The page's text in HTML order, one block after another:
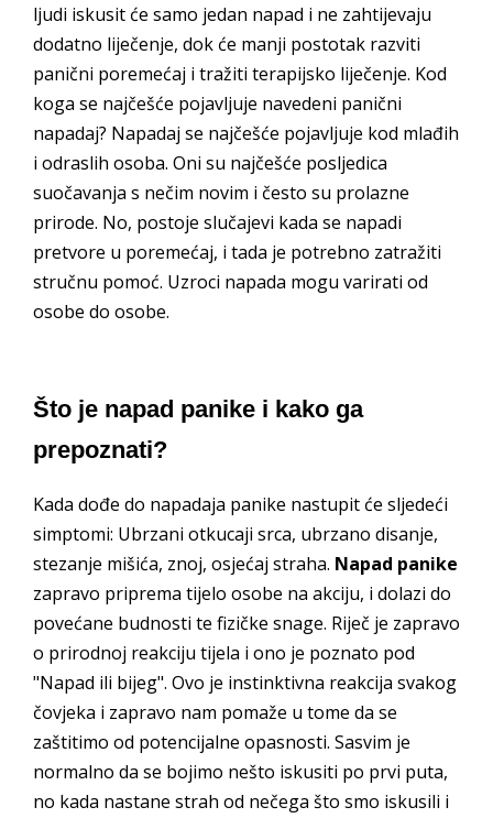
ljudi iskusit će samo jedan napad i ne zahtijevaju
dodatno liječenje, dok će manji postotak razviti
panični poremećaj i tražiti terapijsko liječenje. Kod
koga se najčešće pojavljuje navedeni panični
napadaj? Napadaj se najčešće pojavljuje kod mlađih
i odraslih osoba. Oni su najčešće posljedica
suočavanja s nečim novim i često su prolazne
prirode. No, postoje slučajevi kada se napadi
pretvore u poremećaj, i tada je potrebno zatražiti
stručnu pomoć. Uzroci napada mogu varirati od
osobe do osobe.
Što je napad panike i kako ga
prepoznati?
Kada dođe do napadaja panike nastupit će sljedeći
simptomi: Ubrzani otkucaji srca, ubrzano disanje,
stezanje mišića, znoj, osjećaj straha. Napad panike
zapravo priprema tijelo osobe na akciju, i dolazi do
povećane budnosti te fizičke snage. Riječ je zapravo
o prirodnoj reakciju tijela i ono je poznato pod
"Napad ili bijeg". Ovo je instinktivna reakcija svakog
čovjeka i zapravo nam pomaže u tome da se
zaštitimo od potencijalne opasnosti. Sasvim je
normalno da se bojimo nešto iskusiti po prvi puta,
no kada nastane strah od nečega što smo iskusili i